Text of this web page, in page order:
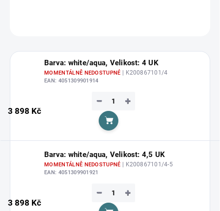
Barva: white/aqua, Velikost: 4 UK
MOMENTÁLNĚ NEDOSTUPNÉ | K200867101/4
EAN: 4051309901914
3 898 Kč
+
−
Do košíku
Barva: white/aqua, Velikost: 4,5 UK
MOMENTÁLNĚ NEDOSTUPNÉ | K200867101/4-5
EAN: 4051309901921
3 898 Kč
+
−